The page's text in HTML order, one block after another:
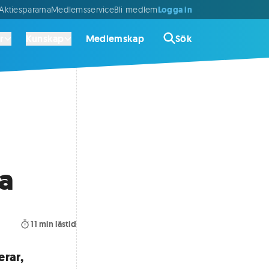
MedlemsserviceBli medlemLogga in
Medlemskap Sök
11 min lästid